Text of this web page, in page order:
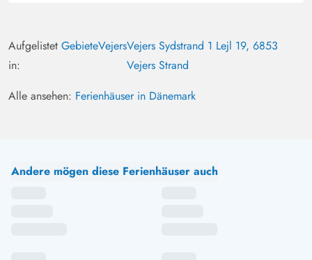
Aufgelistet
in:
GebieteVejersVejers Sydstrand 1 Lejl 19, 6853
Vejers Strand
Alle ansehen: Ferienhäuser in Dänemark
Andere mögen diese Ferienhäuser auch